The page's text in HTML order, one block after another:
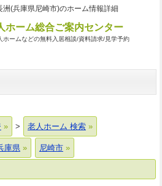
洲(兵庫県尼崎市)のホーム情報詳細
ホーム総合ご案内センター
ホームなどの無料入居相談/資料請求/見学予約
> 老人ホーム 検索
庫県 尼崎市